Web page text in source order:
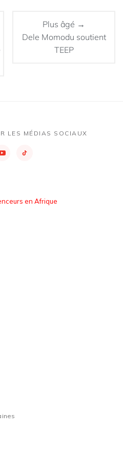
Plus âgé →
Dele Momodu soutient
TEEP
LES MÉDIAS SOCIAUX
en Afrique